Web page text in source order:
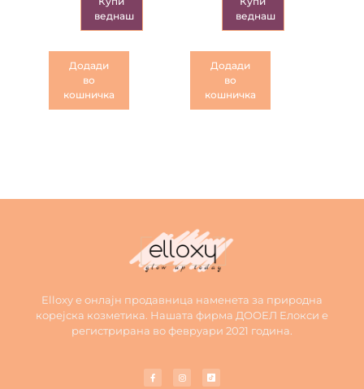
веднаш
Додади
во
кошничка
веднаш
Додади
во
кошничка
Elloxy е онлајн продавница наменета за природна
корејска козметика. Нашата фирма ДООЕЛ Елокси е
регистрирана во февруари 2021 година.